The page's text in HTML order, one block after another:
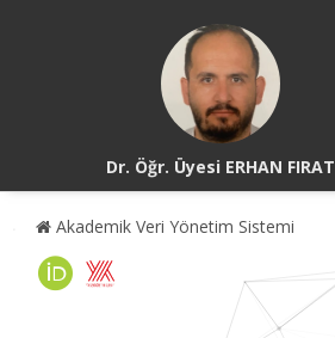
Dr. Öğr. Üyesi ERHAN FIRAT
Akademik Veri Yönetim Sistemi